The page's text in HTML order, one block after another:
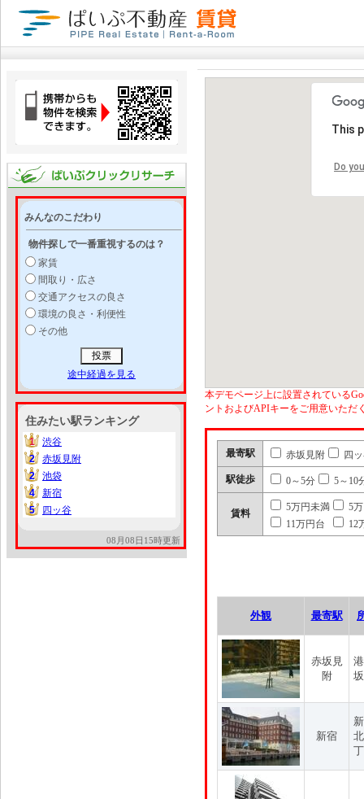
みんなのこだわり
物件探しで一番重視するのは？
家賃
間取り・広さ
交通アクセスの良さ
環境の良さ・利便性
その他
途中経過を見る
住みたい駅ランキング
1
1
渋谷
2
2
赤坂見附
2
2
池袋
4
4
新宿
5
5 四ッ谷
08月08日15時更新
This
Do
本デモページ上に設置されている
ントおよびAPIキーをご用意いただ
最寄駅 赤坂見附 四
駅徒歩 0～5分 5～10
賃料
5万円未満
5
11万円台
12
外観 最寄駅
赤坂見
附
新宿